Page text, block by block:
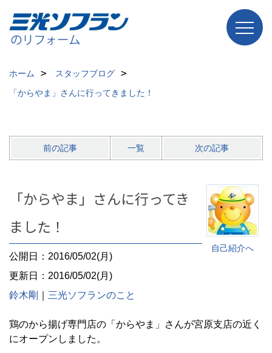
ホーム
スタッフブログ
「からやま」さんに行ってきました！
前の記事 一覧 次の記事
自己紹介へ
「からやま」さんに行ってき
ました！
公開日：2016/05/02(月)
更新日：2016/05/02(月)
鈴木剛
三光ソフランのこと
鶏のから揚げ専門店の「からやま」さんが宮原支店の近く
にオープンしました。